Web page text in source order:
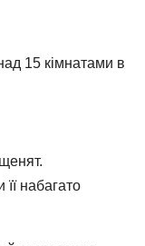
15 кімнатами в
набагато